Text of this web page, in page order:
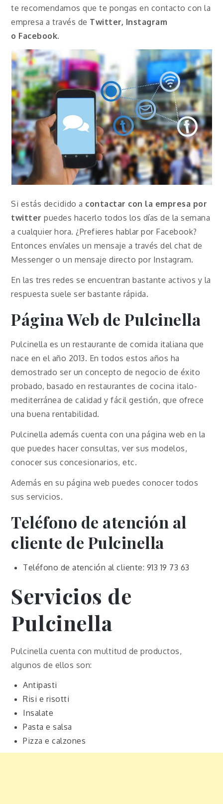
te recomendamos que te pongas en contacto con la
empresa a través de Twitter, Instagram
o Facebook.
Si estás decidido a contactar con la empresa por
twitter puedes hacerlo todos los días de la semana
a cualquier hora. ¿Prefieres hablar por Facebook?
Entonces envíales un mensaje a través del chat de
Messenger o un mensaje directo por Instagram.
En las tres redes se encuentran bastante activos y la
respuesta suele ser bastante rápida.
Página Web de Pulcinella
Pulcinella es un restaurante de comida italiana que
nace en el año 2013. En todos estos años ha
demostrado ser un concepto de negocio de éxito
probado, basado en restaurantes de cocina italo-
mediterránea de calidad y fácil gestión, que ofrece
una buena rentabilidad.
Pulcinella además cuenta con una página web en la
que puedes hacer consultas, ver sus modelos,
conocer sus concesionarios, etc.
Además en su página web puedes conocer todos
sus servicios.
Teléfono de atención al
cliente de Pulcinella
Teléfono de atención al cliente: 913 19 73 63
Servicios de
Pulcinella
Pulcinella cuenta con multitud de productos,
algunos de ellos son:
Antipasti
Risi e risotti
Insalate
Pasta e salsa
Pizza e calzones